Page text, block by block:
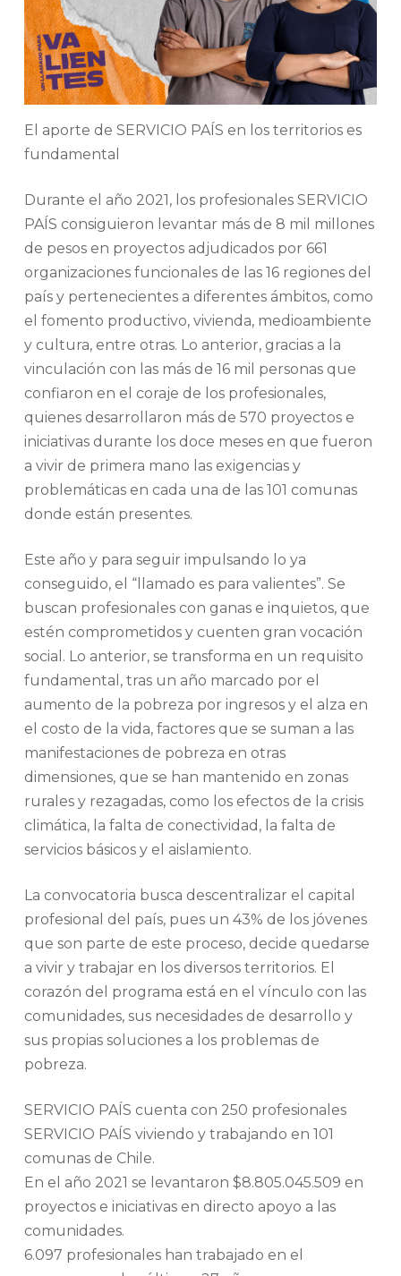
El aporte de SERVICIO PAÍS en los territorios es
fundamental
Durante el año 2021, los profesionales SERVICIO
PAÍS consiguieron levantar más de 8 mil millones
de pesos en proyectos adjudicados por 661
organizaciones funcionales de las 16 regiones del
país y pertenecientes a diferentes ámbitos, como
el fomento productivo, vivienda, medioambiente
y cultura, entre otras. Lo anterior, gracias a la
vinculación con las más de 16 mil personas que
confiaron en el coraje de los profesionales,
quienes desarrollaron más de 570 proyectos e
iniciativas durante los doce meses en que fueron
a vivir de primera mano las exigencias y
problemáticas en cada una de las 101 comunas
donde están presentes.
Este año y para seguir impulsando lo ya
conseguido, el “llamado es para valientes”. Se
buscan profesionales con ganas e inquietos, que
estén comprometidos y cuenten gran vocación
social. Lo anterior, se transforma en un requisito
fundamental, tras un año marcado por el
aumento de la pobreza por ingresos y el alza en
el costo de la vida, factores que se suman a las
manifestaciones de pobreza en otras
dimensiones, que se han mantenido en zonas
rurales y rezagadas, como los efectos de la crisis
climática, la falta de conectividad, la falta de
servicios básicos y el aislamiento.
La convocatoria busca descentralizar el capital
profesional del país, pues un 43% de los jóvenes
que son parte de este proceso, decide quedarse
a vivir y trabajar en los diversos territorios. El
corazón del programa está en el vínculo con las
comunidades, sus necesidades de desarrollo y
sus propias soluciones a los problemas de
pobreza.
SERVICIO PAÍS cuenta con 250 profesionales
SERVICIO PAÍS viviendo y trabajando en 101
comunas de Chile.
En el año 2021 se levantaron $8.805.045.509 en
proyectos e iniciativas en directo apoyo a las
comunidades.
6.097 profesionales han trabajado en el